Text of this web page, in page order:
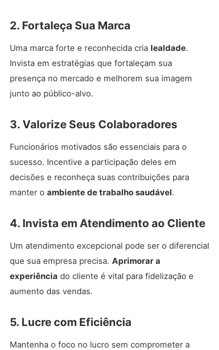
2. Fortaleça Sua Marca
Uma marca forte e reconhecida cria lealdade.
Invista em estratégias que fortaleçam sua
presença no mercado e melhorem sua imagem
junto ao público-alvo.
3. Valorize Seus Colaboradores
Funcionários motivados são essenciais para o
sucesso. Incentive a participação deles em
decisões e reconheça suas contribuições para
manter o ambiente de trabalho saudável.
4. Invista em Atendimento ao Cliente
Um atendimento excepcional pode ser o diferencial
que sua empresa precisa. Aprimorar a
experiência do cliente é vital para fidelização e
aumento das vendas.
5. Lucre com Eficiência
Mantenha o foco no lucro sem comprometer a